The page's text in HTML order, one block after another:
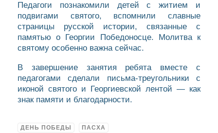
Педагоги познакомили детей с житием и
подвигами святого, вспомнили славные
страницы русской истории, связанные с
памятью о Георгии Победоносце. Молитва к
святому особенно важна сейчас.
В завершение занятия ребята вместе с
педагогами сделали письма-треугольники с
иконой святого и Георгиевской лентой — как
знак памяти и благодарности.
ДЕНЬ ПОБЕДЫ ПАСХА